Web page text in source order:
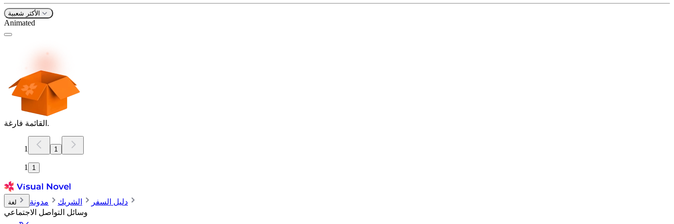
الأكثر شعبية
Animated
القائمة فارغة.
1 1
1 1
لغة دليل السفر الشريك
مدونة
وسائل التواصل الاجتماعي